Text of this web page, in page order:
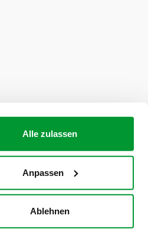
Alle zulassen
Anpassen
Ablehnen